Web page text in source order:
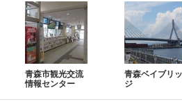
青森市観光交流
情報センター
青森ベイブリッ
ジ